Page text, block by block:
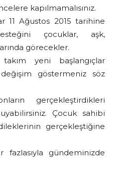
kapılmamalısınız.
11 Ağustos 2015 tarihine
çocuklar, aşk,
görecekler.
yeni başlangıçlar
göstermeniz söz
gerçekleştirdikleri
Çocuk sahibi
gerçekleştiğine
fazlasıyla gündeminizde